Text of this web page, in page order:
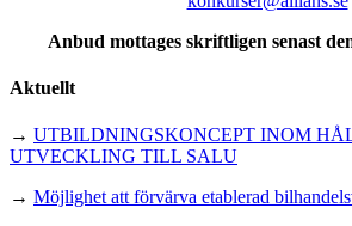
Anbud mottages skriftligen senast
Aktuellt
→ UTBILDNINGSKONCEPT INOM
UTVECKLING TILL SALU
→ Möjlighet att förvärva etablerad